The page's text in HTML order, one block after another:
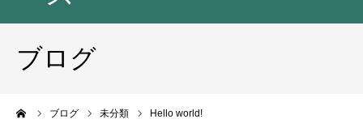
ブログ
ブログ 未分類 Hello world!